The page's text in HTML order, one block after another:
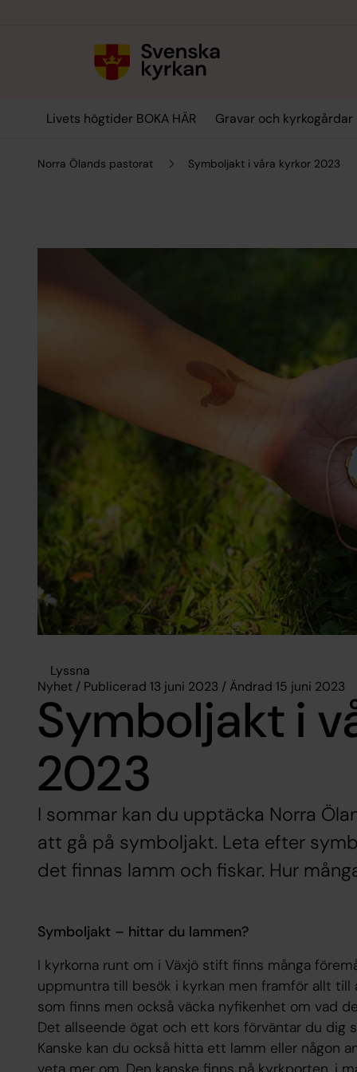
Livets högtider BOKA HÄR Gravar och kyrkogårdar
Norra Ölands pastorat Symboljakt i våra kyrkor 2023
Lyssna
Nyhet / Publicerad 13 juni 2023 / Ändrad 15 juni 2023
Symboljakt i
2023
I sommar kan du upptäcka Norra
att gå på symboljakt. Leta efter
det finnas lamm och fiskar. Hur
Symboljakt – hittar du lammen?
I kyrkorna runt om i Växjö stift finns många
uppmuntra till besök i kyrkan men framför allt
som finns men också väcka nyfikenhet om vad
Det allseende ögat och ett kors förväntar du dig
Kanske kan du också hitta ett lamm eller någon